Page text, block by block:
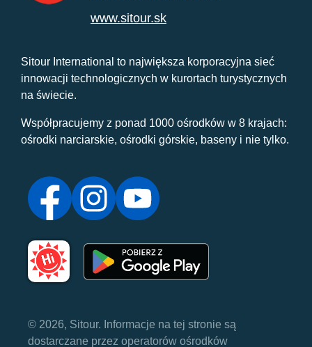
www.sitour.sk
Sitour International to największa korporacyjna sieć
innowacji technologicznych w kurortach turystycznych
na świecie.
Współpracujemy z ponad 1000 ośrodków w 8 krajach:
ośrodki narciarskie, ośrodki górskie, baseny i nie tylko.
© 2026, Sitour. Informacje na tej stronie są
dostarczane przez operatorów ośrodków